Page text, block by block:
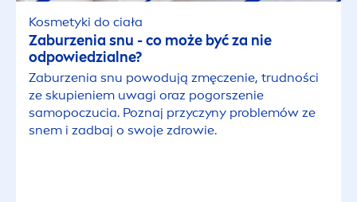
Kosmetyki do ciała
Zaburzenia snu - co może być za nie
odpowiedzialne?
Zaburzenia snu powodują zmęczenie, trudności
ze skupieniem uwagi oraz pogorszenie
samopoczucia. Poznaj przyczyny problemów ze
snem i zadbaj o swoje zdrowie.